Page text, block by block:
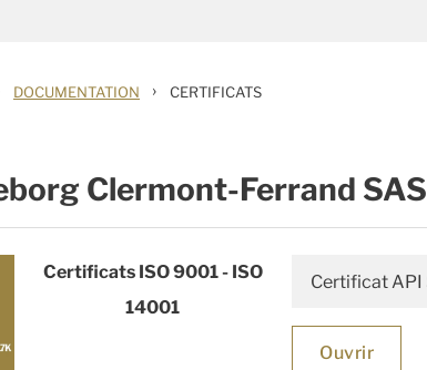
DOCUMENTATION › CERTIFICATS
Clermont-Ferrand SAS
Certificats ISO 9001 - ISO
14001
Ouvrir